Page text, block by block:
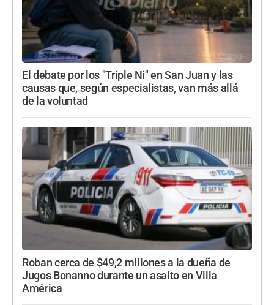
El debate por los "Triple Ni" en San Juan y las
causas que, según especialistas, van más allá
de la voluntad
Roban cerca de $49,2 millones a la dueña de
Jugos Bonanno durante un asalto en Villa
América